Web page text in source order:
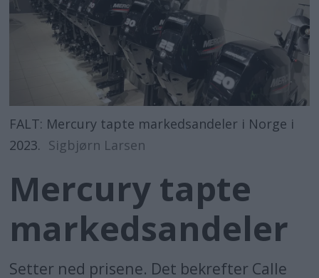
Logg inn
FALT: Mercury tapte markedsandeler i Norge i
2023. Sigbjørn Larsen
Mercury tapte
markedsandeler
Setter ned prisene. Det bekrefter Calle